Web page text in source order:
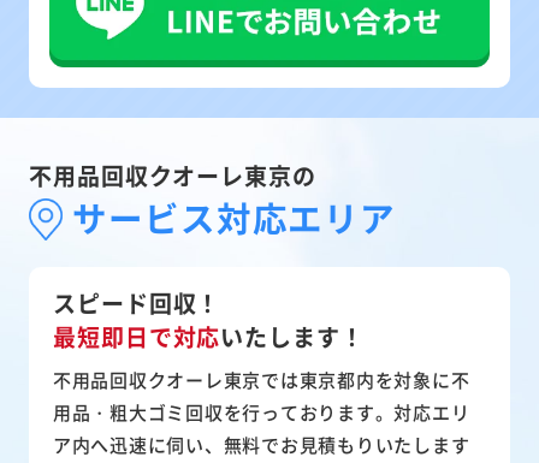
不用品回収クオーレ東京の
サービス対応エリア
スピード回収！
最短即日で対応いたします！
不用品回収クオーレ東京では東京都内を対象に不
用品・粗大ゴミ回収を行っております。対応エリ
ア内へ迅速に伺い、無料でお見積もりいたします